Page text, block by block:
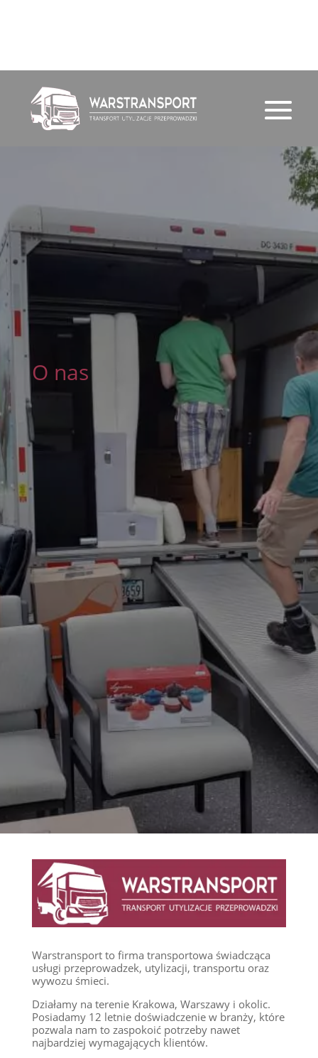
O nas
Warstransport to firma transportowa świadcząca
usługi przeprowadzek, utylizacji, transportu oraz
wywozu śmieci.
Działamy na terenie Krakowa, Warszawy i okolic.
Posiadamy 12 letnie doświadczenie w branży, które
pozwala nam to zaspokoić potrzeby nawet
najbardziej wymagających klientów.